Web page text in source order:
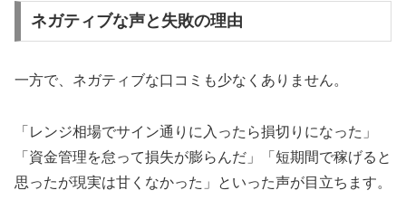
ネガティブな声と失敗の理由
一方で、ネガティブな口コミも少なくありません。
「レンジ相場でサイン通りに入ったら損切りになった」
「資金管理を怠って損失が膨らんだ」「短期間で稼げると
思ったが現実は甘くなかった」といった声が目立ちます。